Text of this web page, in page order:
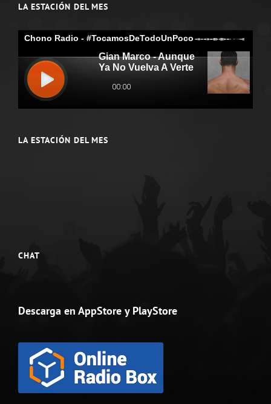
LA ESTACIÓN DEL MES
LA ESTACIÓN DEL MES
CHAT
Descarga en AppStore y PlayStore